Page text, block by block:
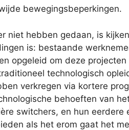
bewegingsbeperkingen.
niet hebben gedaan, is
is: bestaande
opgeleid om deze
technologisch
verkregen via kortere
behoeften van
switchers, en hun eerdere
als het erom gaat het